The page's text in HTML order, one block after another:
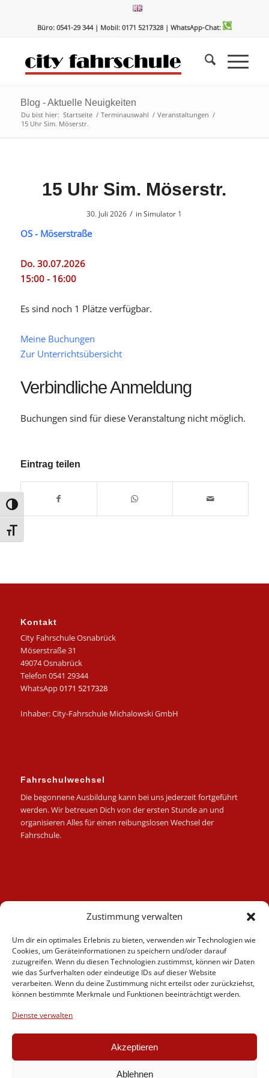
Zustimmung verwalten
Um dir ein optimales Erlebnis zu bieten, verwenden wir Technologien wie
Cookies, um Geräteinformationen zu speichern und/oder darauf
zuzugreifen. Wenn du diesen Technologien zustimmst, können wir Daten
wie das Surfverhalten oder eindeutige IDs auf dieser Website
verarbeiten. Wenn du deine Zustimmung nicht erteilst oder zurückziehst,
können bestimmte Merkmale und Funktionen beeinträchtigt werden.
Dienste verwalten
Akzeptieren
Ablehnen
Umschalten auf hohe Kontraste
Schrift vergrößern
Büro: 0541-29 344 | Mobil: 0171 5217328 | WhatsApp-Chat:
Blog - Aktuelle Neuigkeiten
Du bist hier: Startseite / Terminauswahl / Veranstaltungen /
15 Uhr Sim. Möserstr.
15 Uhr Sim. Möserstr.
30. Juli 2026 / inSimulator 1
OS - Möserstraße
Do. 30.07.2026
15:00 - 16:00
Es sind noch 1 Plätze verfügbar.
Meine Buchungen
Zur Unterrichtsübersicht
Verbindliche Anmeldung
Buchungen sind für diese Veranstaltung nicht möglich.
Eintrag teilen
Kontakt
City Fahrschule Osnabrück
Möserstraße 31
49074 Osnabrück
Telefon 0541 29344
WhatsApp0171 5217328
Inhaber: City-Fahrschule Michalowski GmbH
Fahrschulwechsel
Die begonnene Ausbildung kann bei uns jederzeit fortgeführt
werden. Wir betreuen Dich von der ersten Stunde an und
organisieren Alles für einen reibungslosen Wechsel der
Fahrschule.
Fahrlehrer
Fahrschule
Motorrad
News
Videos